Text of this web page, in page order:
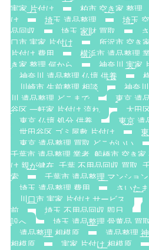
実家 片付け
柏市 空き家 整理
け
埼玉 遺品整理 埼玉
品回収
埼玉 家財 買取
口市 実家 片付け
所沢市 空き
片付け 費用
横浜市 遺品整理
き家 整理 何から
神奈川 実家
神奈川 遺品整理 仏壇 供養
川崎市 生前整理 相談
神奈
川 遺品整理 どこまで
東京 遺
谷区 一軒家 片付け 流れ
大田
東京 仏壇 処分 供養
東京 遺
世田谷区 ゴミ屋敷 片付け
東京 遺品整理 買取 どこがいい
千葉市 遺品整理 業者. 船橋市 空き
け 親が健在. 千葉 不用品回収 買取.
索
千葉市 遺品整理 マンション
埼玉 遺品整理 費用
さいた
川口市 実家 片付け サービス
前
埼玉 不用品回収 即日
設へ
埼玉 遺品整理 骨董品 買取
遺品整理 相模原
遺品整理
相模原
実家 片付け 相模原